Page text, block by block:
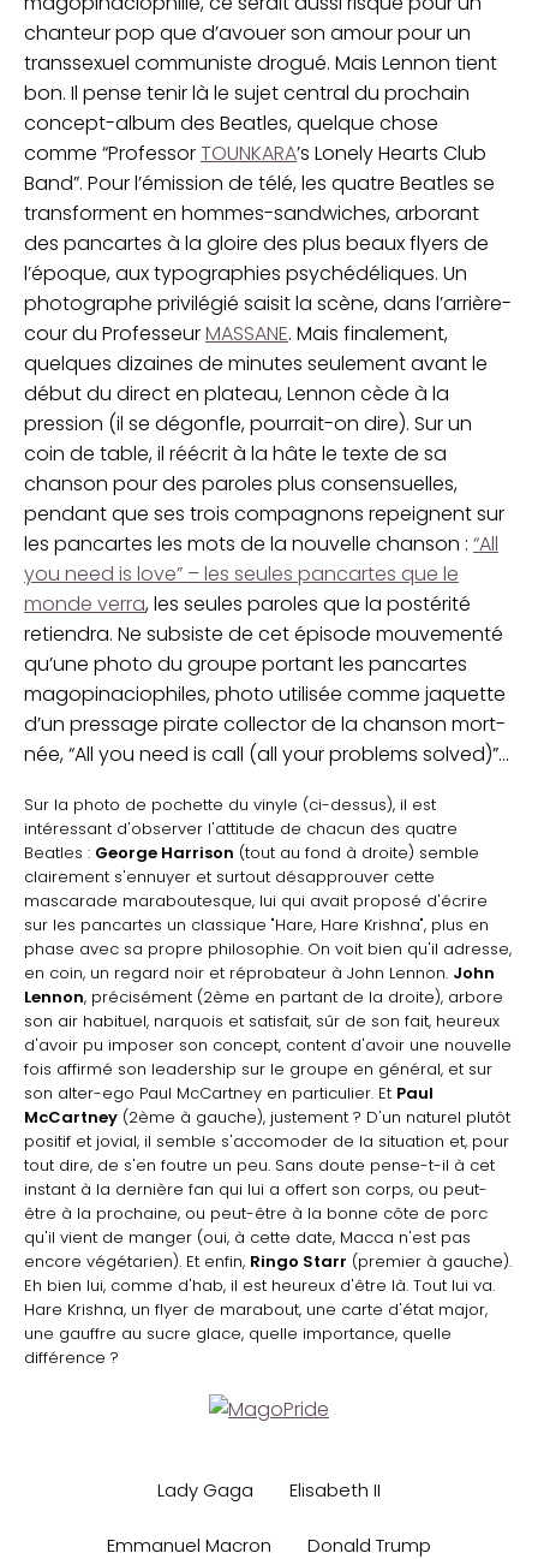
chanteur pop que d’avouer son amour pour un
transsexuel communiste drogué. Mais Lennon tient
bon. Il pense tenir là le sujet central du prochain
concept-album des Beatles, quelque chose
comme “ProfessorTOUNKARA’s Lonely Hearts Club
Band”. Pour l’émission de télé, les quatre Beatles se
transforment en hommes-sandwiches, arborant
des pancartes à la gloire des plus beaux flyers de
l’époque, aux typographies psychédéliques. Un
photographe privilégié saisit la scène, dans l’arrière-
cour du ProfesseurMASSANE. Mais finalement,
quelques dizaines de minutes seulement avant le
début du direct en plateau, Lennon cède à la
pression (il se dégonfle, pourrait-on dire). Sur un
coin de table, il réécrit à la hâte le texte de sa
chanson pour des paroles plus consensuelles,
pendant que ses trois compagnons repeignent sur
les pancartes les mots de la nouvelle chanson : “All
you need is love” – les seules pancartes que le
monde verra, les seules paroles que la postérité
retiendra. Ne subsiste de cet épisode mouvementé
qu’une photo du groupe portant les pancartes
magopinaciophiles, photo utilisée comme jaquette
d’un pressage pirate collector de la chanson mort-
née, “All you need is call (all your problems solved)”...
Sur la photo de pochette du vinyle (ci-dessus), il est
intéressant d'observer l'attitude de chacun des quatre
Beatles : George Harrison (tout au fond à droite) semble
clairement s'ennuyer et surtout désapprouver cette
mascarade maraboutesque, lui qui avait proposé d'écrire
sur les pancartes un classique "Hare, Hare Krishna", plus en
phase avec sa propre philosophie. On voit bien qu'il adresse,
en coin, un regard noir et réprobateur à John Lennon. John
Lennon, précisément (2ème en partant de la droite), arbore
son air habituel, narquois et satisfait, sûr de son fait, heureux
d'avoir pu imposer son concept, content d'avoir une nouvelle
fois affirmé son leadership sur le groupe en général, et sur
son alter-ego Paul McCartney en particulier. Et Paul
McCartney (2ème à gauche), justement ? D'un naturel plutôt
positif et jovial, il semble s'accomoder de la situation et, pour
tout dire, de s'en foutre un peu. Sans doute pense-t-il à cet
instant à la dernière fan qui lui a offert son corps, ou peut-
être à la prochaine, ou peut-être à la bonne côte de porc
qu'il vient de manger (oui, à cette date, Macca n'est pas
encore végétarien). Et enfin, Ringo Starr (premier à gauche).
Eh bien lui, comme d'hab, il est heureux d'être là. Tout lui va.
Hare Krishna, un flyer de marabout, une carte d'état major,
une gauffre au sucre glace, quelle importance, quelle
différence ?
Lady Gaga Elisabeth II
Emmanuel Macron Donald Trump